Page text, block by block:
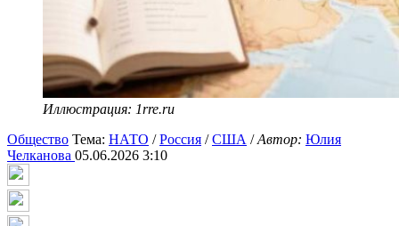
Иллюстрация: 1rre.ru
Общество Тема: НАТО /Россия /США /Автор: Юлия
Челканова 05.06.2026 3:10